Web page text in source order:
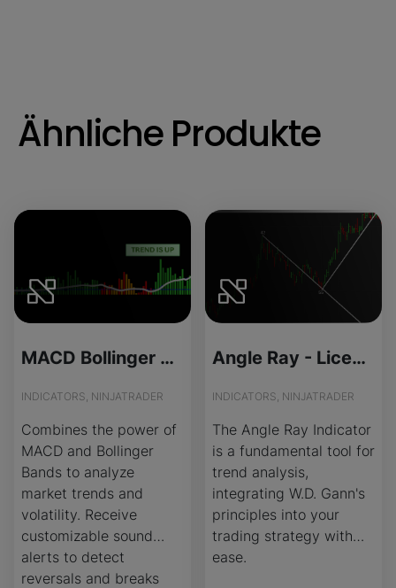
Ähnliche Produkte
MACD Bollinger Mix - Source Code
INDICATORS, NINJATRADER
Combines the power of
MACD and Bollinger
Bands to analyze
market trends and
volatility. Receive
customizable sound
alerts to detect
reversals and breaks
Angle Ray - License Version
INDICATORS, NINJATRADER
The Angle Ray Indicator
is a fundamental tool for
trend analysis,
integrating W.D. Gann's
principles into your
trading strategy with
ease.